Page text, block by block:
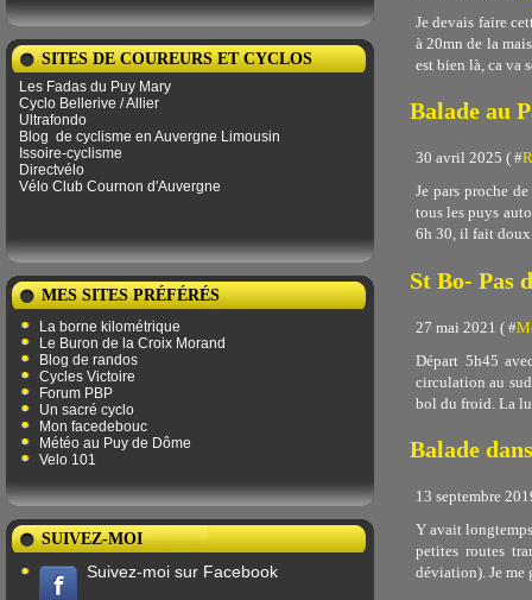
SITES DE COUREURS ET CYCLOS
Les Fadas du Puy Mary
Cyclo Bellerive / Allier
Ultrafondo
Blog de ​​cyclisme en Auvergne Limousin
Issoire-cyclisme
Directvélo
Vélo Club Cournon d'Auvergne
MES SITES PRÉFÉRÉS
La borne kilométrique
Le Buron de la Croix Morand
Blog de randos
Cycles Victoire
Forum PBP
Un sacré cyclo
Mon facedebouc
Météo au Puy de Dôme
Velo 101
SUIVEZ-MOI
Suivez-moi sur Facebook
Je devais faire
à 20mn de la
est bien là, ca va
Balade au
30 avril 2025 ( #
Je pars proche
tous les puys
6h 30, il fait doux
St Bo- Pas
27 mai 2021 ( #
Départ 5h45
circulation au
bol du froid. La
Balade
13 septembre
Y avait
petites routes
déviation). Je me